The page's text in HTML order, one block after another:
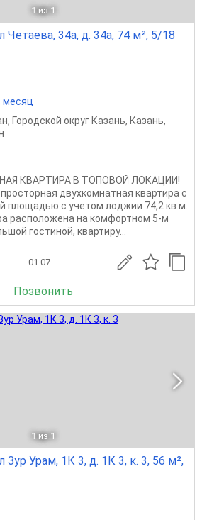
1 из 1
Четаева, 34а, д. 34а, 74 м², 5/18
месяц
, Городской округ Казань, Казань,
КВАРТИРА В ТОПОВОЙ ЛОКАЦИИ!
двухкомнатная квартира с
площадью с учетом лоджии 74,2 кв.м.
расположена на комфортном 5-м
гостиной, квартиру...
01.07
Позвонить
1 из 1
Зур Урам, 1К 3, д. 1К 3, к. 3, 56 м²,